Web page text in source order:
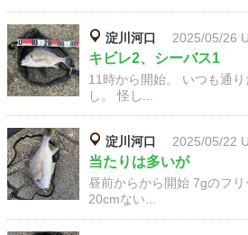
淀川河口 2025/05/26
キビレ2、シーバス1
11時から開始。 いつも通
し。 怪し...
淀川河口 2025/05/22
当たりは多いが
昼前からから開始 7gのフ
20cmない...